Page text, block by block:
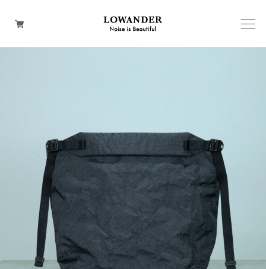
WEAR
HAND
TOTE
WALLET
CAP